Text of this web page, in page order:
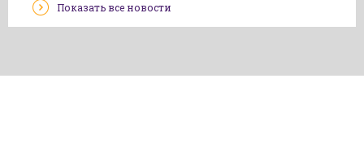
Показать все новости